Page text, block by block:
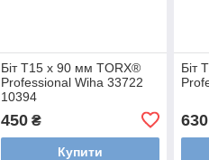
Біт Т15 х 90 мм TORX®
Professional Wiha 33722
10394
450₴
Купити
Біт
630